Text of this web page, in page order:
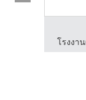
โรงงา